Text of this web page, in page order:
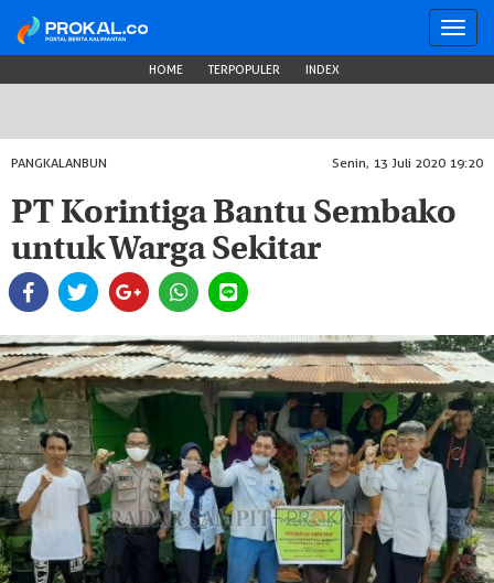
HOME TERPOPULER INDEX
PANGKALANBUN Senin, 13 Juli 2020 19:20
PT Korintiga Bantu Sembako
untuk Warga Sekitar